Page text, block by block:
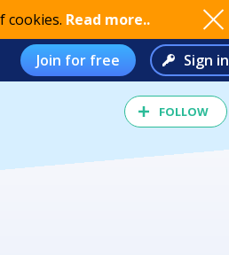
cookies. Read more..
Join for free Sign in
FOLLOW